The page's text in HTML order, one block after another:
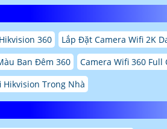
360
Lắp Đặt Camera Wifi 2K
Ban Đêm 360
Camera Wifi 360 Full
Hikvision Trong Nhà